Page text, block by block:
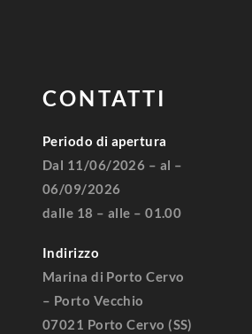
CONTATTI
Periodo di apertura
Dal 11/06/2026 – al –
06/09/2026
dalle 18 – alle – 01.00
Indirizzo
Marina di Porto Cervo
– Porto Vecchio
07021 Porto Cervo (SS)